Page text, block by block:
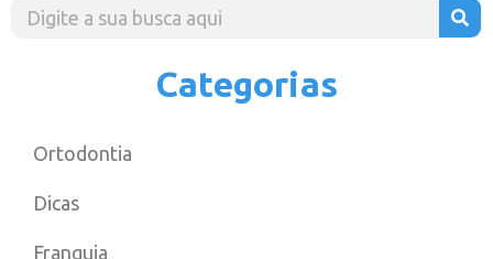
Categorias
Ortodontia
Dicas
Franquia